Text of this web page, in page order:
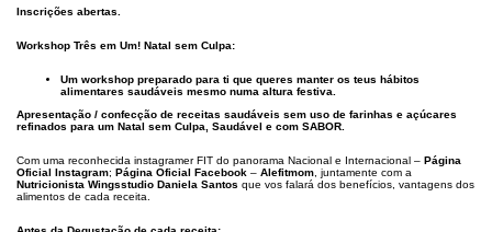
Inscrições abertas.
Workshop Três em Um! Natal sem Culpa:
Um workshop preparado para ti que queres manter os teus hábitos
alimentares saudáveis mesmo numa altura festiva.
Apresentação / confecção de receitas saudáveis sem uso de farinhas e açúcares
refinados para um Natal sem Culpa, Saudável e com SABOR.
Com uma reconhecida instagramer FIT do panorama Nacional e Internacional – Página
Oficial Instagram; Página Oficial Facebook – Alefitmom , juntamente com a
Nutricionista Wingsstudio Daniela Santos que vos falará dos benefícios, vantagens dos
alimentos de cada receita.